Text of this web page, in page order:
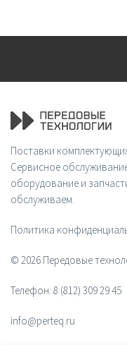
Поставки
Сервисное
оборудование и
обслуживаем.
Политика
© 2026 Передовые
Телефон: 8 (812) 309 29 45
info@perteq.ru